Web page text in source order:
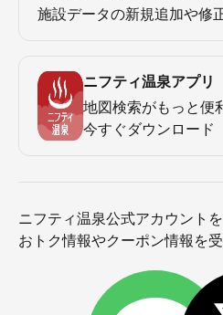
施設データの新規追加や修
ニフティ温泉アプリ
地図検索がもっと便
今すぐダウンロード
ニフティ温泉公式アカウント
おトク情報やクーポン情報を